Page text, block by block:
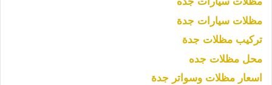
مظلات سيارات جدة
تركيب مظلات جدة
محل مظلات جده
اسعار مظلات وسواتر جدة